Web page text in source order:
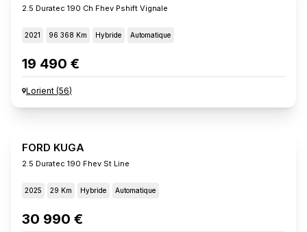
2.5 Duratec 190 Ch Fhev Pshift Vignale
2021 96 368 Km Hybride Automatique
19 490 €
Lorient (56)
FORD KUGA
2.5 Duratec 190 Fhev St Line
2025 29 Km Hybride Automatique
30 990 €